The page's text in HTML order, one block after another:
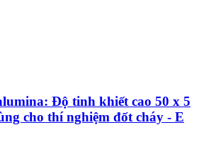
Độ tinh khiết cao 50 x 5
cho thí nghiệm đốt cháy - E